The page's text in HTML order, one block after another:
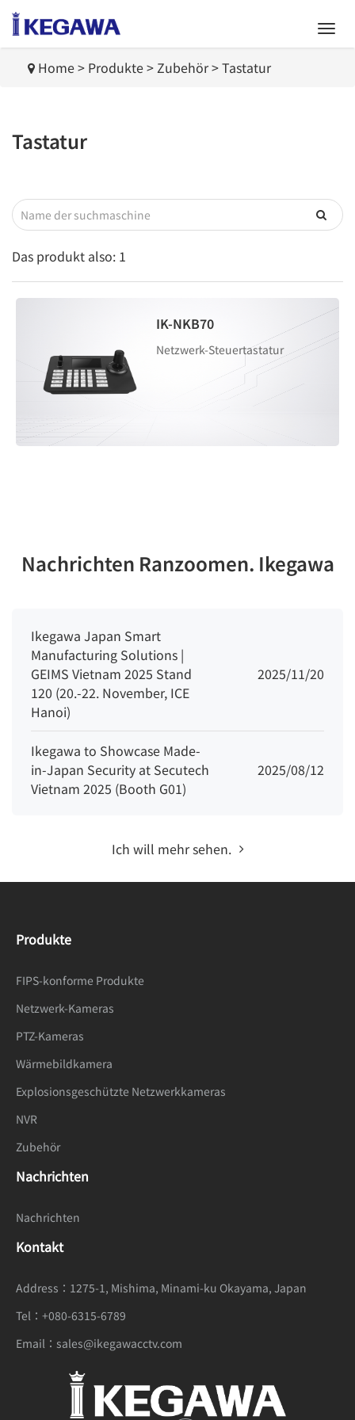
Home> Produkte>Zubehör>Tastatur
Tastatur
Das produkt also: 1
IK-NKB70
Netzwerk-Steuertastatur
Nachrichten Ranzoomen. Ikegawa
Ikegawa Japan Smart
Manufacturing Solutions |
GEIMS Vietnam 2025 Stand
120 (20.-22. November, ICE
Hanoi)
2025/11/20
Ikegawa to Showcase Made-
in-Japan Security at Secutech
Vietnam 2025 (Booth G01)
2025/08/12
Ich will mehr sehen.
Produkte
FIPS-konforme Produkte
Netzwerk-Kameras
PTZ-Kameras
Wärmebildkamera
Explosionsgeschützte Netzwerkkameras
NVR
Zubehör
Nachrichten
Nachrichten
Kontakt
Address： 1275-1, Mishima, Minami-ku Okayama, Japan
Tel： +080-6315-6789
Email： sales@ikegawacctv.com